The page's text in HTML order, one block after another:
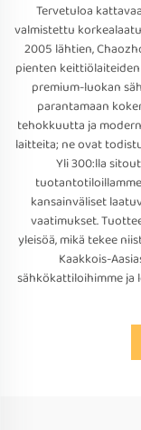
Tervetuloa
valmistettu
2005 lähtien,
pienten
premium-luokan
parantamaan
tehokkuutta ja
laitteita; ne ovat
Yli 300:lla
kansainväliset
vaatimukset.
yleisöä, mikä tekee
Kaakkois-
sähkökattiloihimme ja